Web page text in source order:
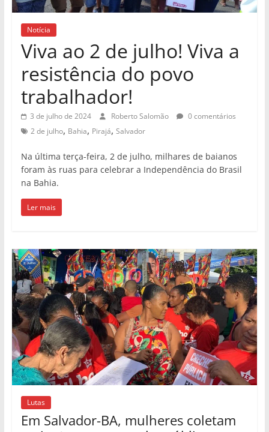
Notícia
Viva ao 2 de julho! Viva a
resistência do povo
trabalhador!
3 de julho de 2024 Roberto Salomão
0 comentários
2 de julho, Bahia, Pirajá, Salvador
Na última terça-feira, 2 de julho, milhares de baianos
foram às ruas para celebrar a Independência do Brasil
na Bahia.
Ler mais
Lutas
Em Salvador-BA, mulheres coletam